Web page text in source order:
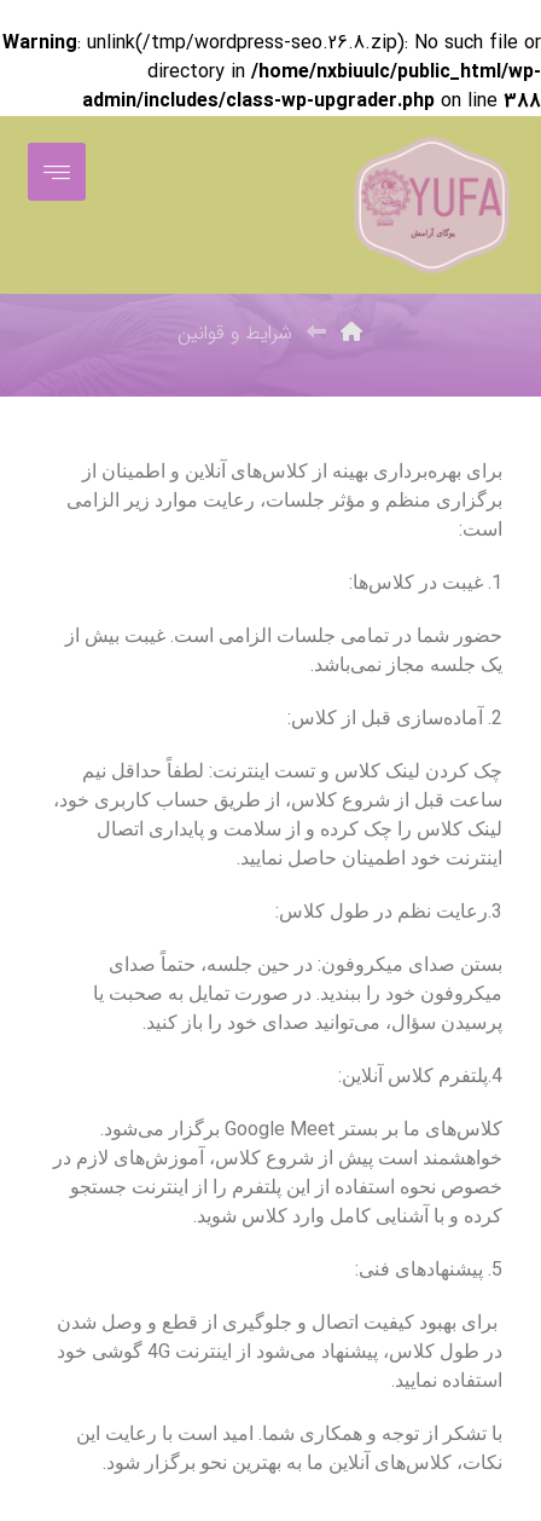
Warning: unlink(/tmp/wordpress-seo.26.8.zip): No such file or
directory in /home/nxbiuulc/public_html/wp-
admin/includes/class-wp-upgrader.php on line 388
شرایط و قوانین
برای بهره‌برداری بهینه از کلاس‌های آنلاین و اطمینان از
برگزاری منظم و مؤثر جلسات، رعایت موارد زیر الزامی
است:
1. غیبت در کلاس‌ها:
حضور شما در تمامی جلسات الزامی است. غیبت بیش از
یک جلسه مجاز نمی‌باشد.
2. آماده‌سازی قبل از کلاس:
چک کردن لینک کلاس و تست اینترنت: لطفاً حداقل نیم
ساعت قبل از شروع کلاس، از طریق حساب کاربری خود،
لینک کلاس را چک کرده و از سلامت و پایداری اتصال
اینترنت خود اطمینان حاصل نمایید.
3.رعایت نظم در طول کلاس:
بستن صدای میکروفون: در حین جلسه، حتماً صدای
میکروفون خود را ببندید. در صورت تمایل به صحبت یا
پرسیدن سؤال، می‌توانید صدای خود را باز کنید.
4.پلتفرم کلاس آنلاین:
کلاس‌های ما بر بستر Google Meet برگزار می‌شود.
خواهشمند است پیش از شروع کلاس، آموزش‌های لازم در
خصوص نحوه استفاده از این پلتفرم را از اینترنت جستجو
کرده و با آشنایی کامل وارد کلاس شوید.
5. پیشنهادهای فنی:
برای بهبود کیفیت اتصال و جلوگیری از قطع و وصل شدن
در طول کلاس، پیشنهاد می‌شود از اینترنت 4G گوشی خود
استفاده نمایید.
با تشکر از توجه و همکاری شما. امید است با رعایت این
نکات، کلاس‌های آنلاین ما به بهترین نحو برگزار شود.